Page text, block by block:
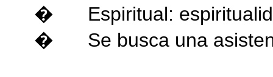
� Espiritual:
� Se busca una